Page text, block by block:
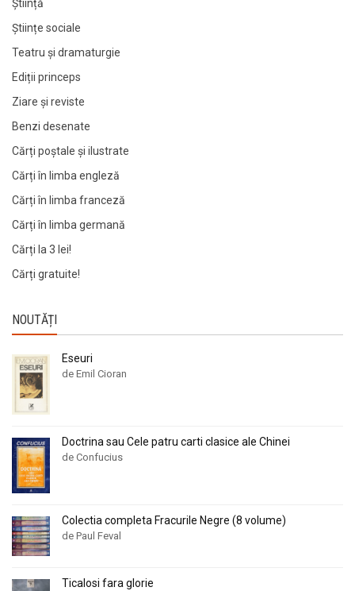
Știință
Științe sociale
Teatru și dramaturgie
Ediții princeps
Ziare şi reviste
Benzi desenate
Cărți poștale și ilustrate
Cărți în limba engleză
Cărți în limba franceză
Cărți în limba germană
Cărți la 3 lei!
Cărți gratuite!
NOUTĂȚI
Eseuri
de Emil Cioran
Doctrina sau Cele patru carti clasice ale Chinei
de Confucius
Colectia completa Fracurile Negre (8 volume)
de Paul Feval
Ticalosi fara glorie